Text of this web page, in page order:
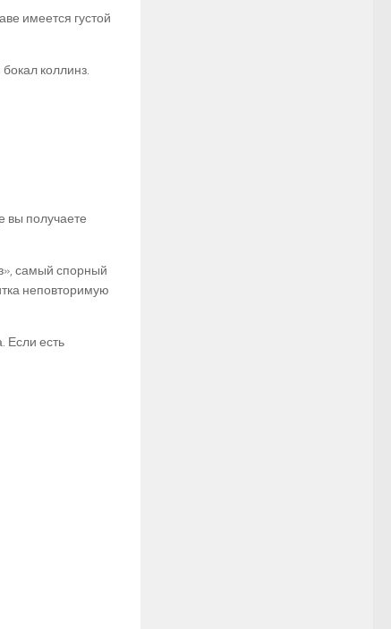
имеется густой
коллинз.
вы получаете
самый спорный
неповторимую
Если есть